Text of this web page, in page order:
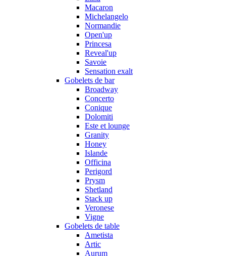
Macaron
Michelangelo
Normandie
Open'up
Princesa
Reveal'up
Savoie
Sensation exalt
Gobelets de bar
Broadway
Concerto
Conique
Dolomiti
Este et lounge
Granity
Honey
Islande
Officina
Perigord
Prysm
Shetland
Stack up
Veronese
Vigne
Gobelets de table
Ametista
Artic
Aurum